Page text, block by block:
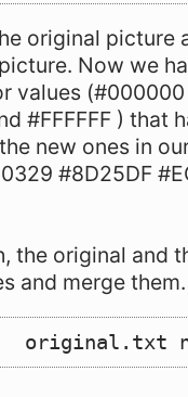
original picture
Now we
values
#FFFFFF ) that
new ones in
#8D25DF
the original and
and merge them.
original.txt